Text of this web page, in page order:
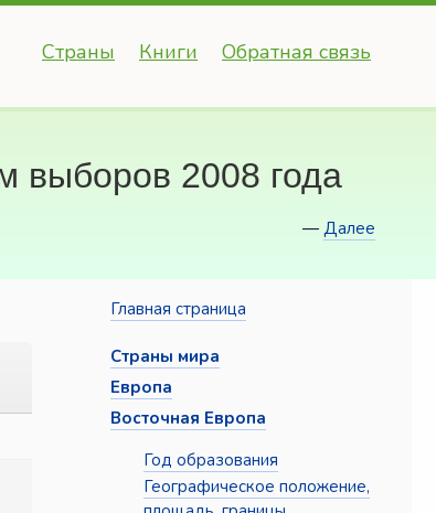
Страны Книги Обратная связь
выборов 2008 года
— Далее
Главная страница
Страны мира
Европа
Восточная Европа
Год образования
Географическое положение,